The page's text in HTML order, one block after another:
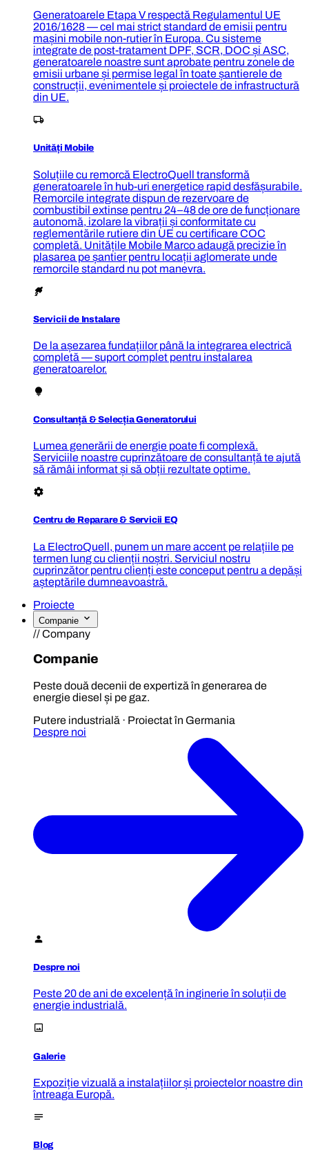
Generatoarele Etapa V respectă Regulamentul UE
2016/1628 — cel mai strict standard de emisii pentru
mașini mobile non-rutier în Europa. Cu sisteme
integrate de post-tratament DPF, SCR, DOC și ASC,
generatoarele noastre sunt aprobate pentru zonele de
emisii urbane și permise legal în toate șantierele de
construcții, evenimentele și proiectele de infrastructură
din UE.
Unități Mobile
Soluțiile cu remorcă ElectroQuell transformă
generatoarele în hub-uri energetice rapid desfășurabile.
Remorcile integrate dispun de rezervoare de
combustibil extinse pentru 24–48 de ore de funcționare
autonomă, izolare la vibrații și conformitate cu
reglementările rutiere din UE cu certificare COC
completă. Unitățile Mobile Marco adaugă precizie în
plasarea pe șantier pentru locații aglomerate unde
remorcile standard nu pot manevra.
Servicii de Instalare
De la așezarea fundațiilor până la integrarea electrică
completă — suport complet pentru instalarea
generatoarelor.
Consultanță & Selecția Generatorului
Lumea generării de energie poate fi complexă.
Serviciile noastre cuprinzătoare de consultanță te ajută
să rămâi informat și să obții rezultate optime.
Centru de Reparare & Servicii EQ
La ElectroQuell, punem un mare accent pe relațiile pe
termen lung cu clienții noștri. Serviciul nostru
cuprinzător pentru clienți este conceput pentru a depăși
așteptările dumneavoastră.
Proiecte
Companie
// Company
Companie
Peste două decenii de expertiză în generarea de
energie diesel și pe gaz.
Putere industrială · Proiectat în Germania
Despre noi
Despre noi
Peste 20 de ani de excelență în inginerie în soluții de
energie industrială.
Galerie
Expoziție vizuală a instalațiilor și proiectelor noastre din
întreaga Europă.
Blog